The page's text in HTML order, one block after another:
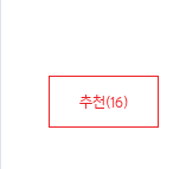
추천(16)